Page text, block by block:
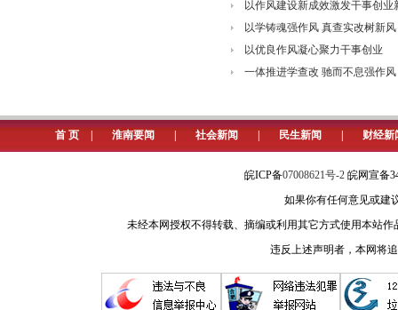
以作风建设新成效激发干事创业
以学铸魂强作风 真查实改树新风
以优良作风凝心聚力干事创业
一体推进学查改 驰而不息强作风
首 页 淮南要闻 社会新闻 民生新闻 财经新
皖ICP备07008621号-2 皖网宣备
如果你有任何意见或建
未经本网授权不得转载、摘编或利用其它方式使用本站
违反上述声明者，本网将